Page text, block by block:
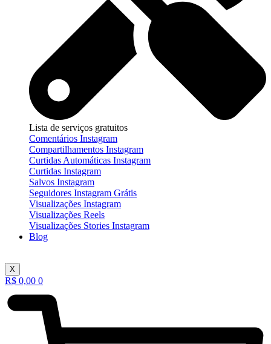
Lista de serviços gratuitos
Comentários Instagram
Compartilhamentos Instagram
Curtidas Automáticas Instagram
Curtidas Instagram
Salvos Instagram
Seguidores Instagram Grátis
Visualizações Instagram
Visualizações Reels
Visualizações Stories Instagram
Blog
X
R$ 0,00 0